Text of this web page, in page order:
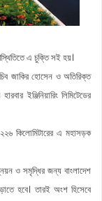
এ চুক্তি সই হয়।
জাকির হোসেন ও অতিরিক্ত
ইঞ্জিনিয়ারিং লিমিটেডের
২২৬ কিলোমিটারের এ মহাসড়ক
ও সমৃদ্ধির জন্য বাংলাদেশ
হবে। তারই অংশ হিসেবে